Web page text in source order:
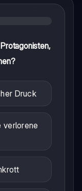
Druck
verlorene